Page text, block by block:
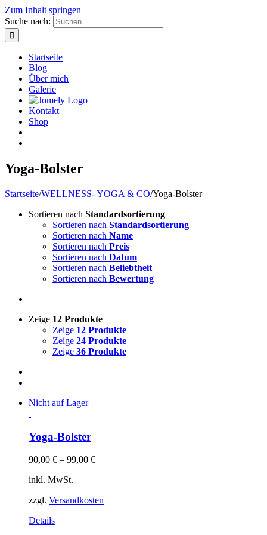
Zum Inhalt springen
Suche nach:
Startseite
Blog
Über mich
Galerie
Kontakt
Shop
Yoga-Bolster
Startseite/WELLNESS- YOGA & CO/Yoga-Bolster
Sortieren nach Standardsortierung
Sortieren nach Standardsortierung
Sortieren nach Name
Sortieren nach Preis
Sortieren nach Datum
Sortieren nach Beliebtheit
Sortieren nach Bewertung
Zeige 12 Produkte
Zeige 12 Produkte
Zeige 24 Produkte
Zeige 36 Produkte
Nicht auf Lager
Yoga-Bolster
90,00 € – 99,00 €
inkl. MwSt.
zzgl. Versandkosten
Details